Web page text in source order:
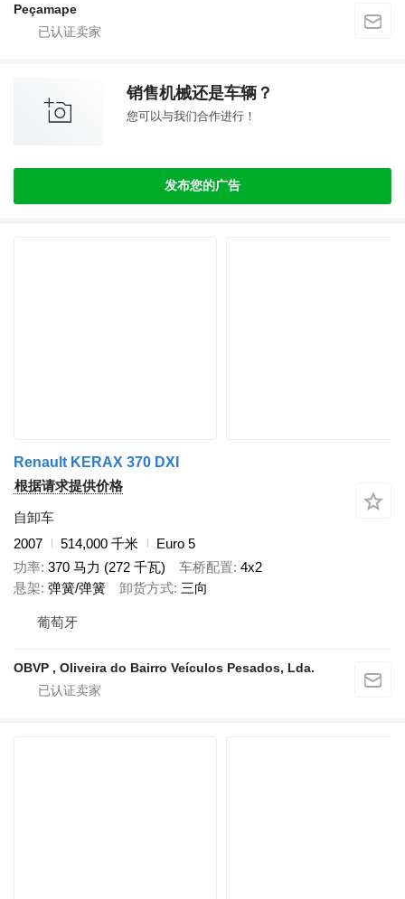
Peçamape
销售机械还是车辆？
您可以与我们合作进行！
发布您的广告
Renault KERAX 370 DXI
根据请求提供价格
自卸车
2007
514,000 千米
Euro 5
功率 370 马力 (272 千瓦) 车桥配置 4x2
悬架 弹簧/弹簧 卸货方式 三向
葡萄牙
OBVP , Oliveira do Bairro Veículos Pesados, Lda.